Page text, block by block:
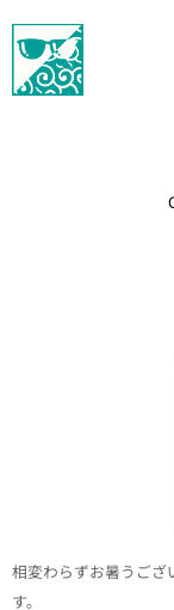
相変わらずお暑うござ
す。